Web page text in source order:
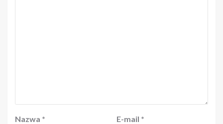
Nazwa * E-mail *